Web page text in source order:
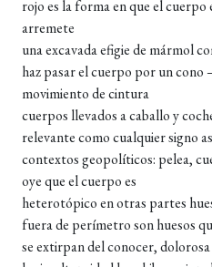
rojo es la forma en que el cuerpo
arremete
una excavada efigie de mármol
haz pasar el cuerpo por un cono
movimiento de cintura
cuerpos llevados a caballo y
relevante como cualquier signo
contextos geopolíticos: pelea,
oye que el cuerpo es
heterotópico en otras partes
fuera de perímetro son huesos
se extirpan del conocer,